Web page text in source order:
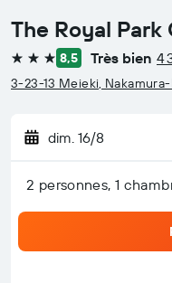
The Royal Park
3 étoiles8,5 Très bien 4
3-23-13 Meieki,
dim. 16/8
2 personnes, 1